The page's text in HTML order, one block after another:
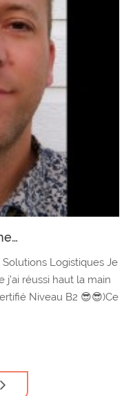
Logistiques Je
réussi haut la main
Niveau B2 😎😎)Ce